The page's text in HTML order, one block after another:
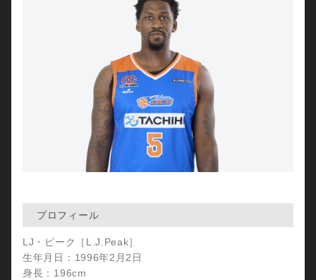
プロフィール
LJ・ピーク［L.J.Peak］
生年月日：1996年2月2日
身長：196cm